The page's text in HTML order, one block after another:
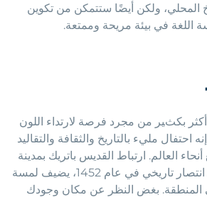
المحلي، ولكن أيضًا ستتمكن من تكوين
اللغة في بيئة مريحة وممتعة.
بكثير من مجرد فرصة لارتداء اللون
احتفال مليء بالتاريخ والثقافة والتقاليد
العالم. ارتباط القديس باتريك بمدينة
مرسية، الذي يعود إلى انتصار تاريخي في عام 1452، يضيف لمسة
المنطقة. بغض النظر عن مكان وجودك